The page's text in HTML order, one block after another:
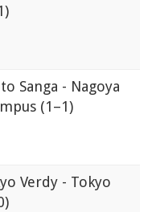
Sanga - Nagoya
(1–1)
Verdy - Tokyo